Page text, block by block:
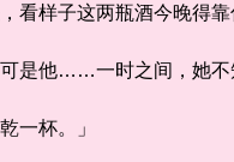
样子这两瓶酒今晚得靠
他……一时之间，她不
杯。」